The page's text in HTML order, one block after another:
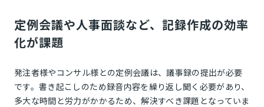
定例会議や人事面談など、記録作成の効率
化が課題
発注者様やコンサル様との定例会議は、議事録の提出が必要
です。書き起こしのため録音内容を繰り返し聞く必要があり、
多大な時間と労力がかかるため、解決すべき課題となっていま